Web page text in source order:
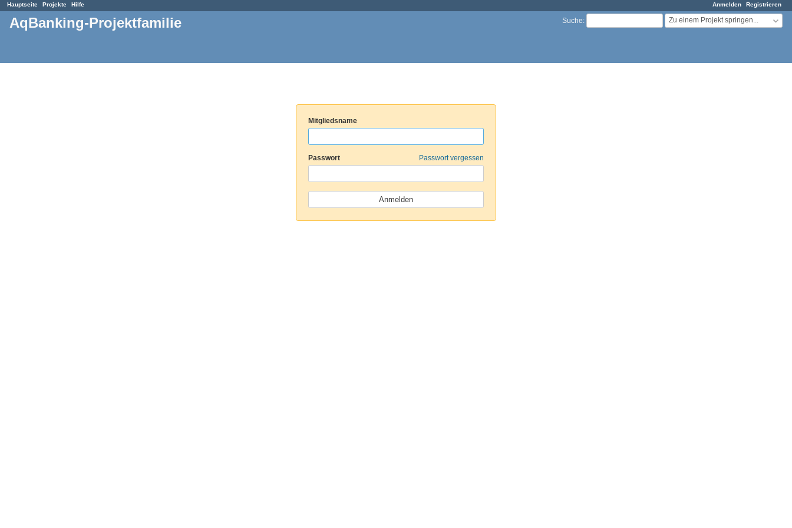
Anmelden Registrieren
Hauptseite Projekte Hilfe
Suche: Zu einem Projekt springen...
AqBanking-Projektfamilie
Mitgliedsname
Passwort Passwort vergessen